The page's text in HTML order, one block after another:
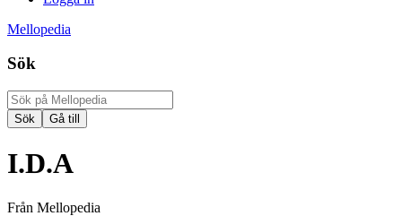
Mellopedia
Sök
I.D.A
Från Mellopedia